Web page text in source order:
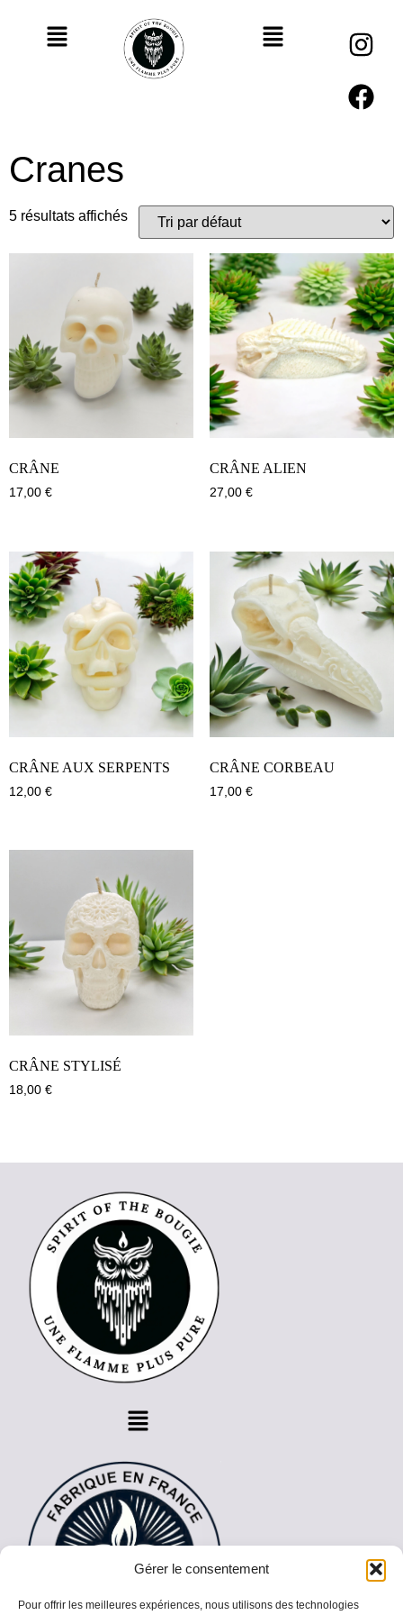
Gérer le consentement
Pour offrir les meilleures expériences, nous utilisons des technologies
Cranes
5 résultats affichés
CRÂNE
17,00 €
CRÂNE ALIEN
27,00 €
CRÂNE AUX SERPENTS
12,00 €
CRÂNE CORBEAU
17,00 €
CRÂNE STYLISÉ
18,00 €